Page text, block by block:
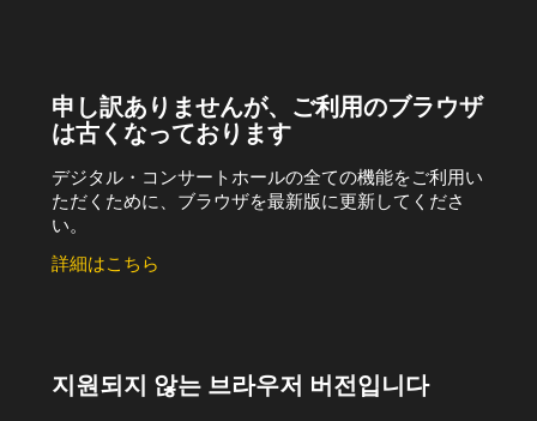
申し訳ありませんが、ご利用のブラウザ
は古くなっております
デジタル・コンサートホールの全ての機能をご利用い
ただくために、ブラウザを最新版に更新してくださ
い。
詳細はこちら
지원되지 않는 브라우저 버전입니다